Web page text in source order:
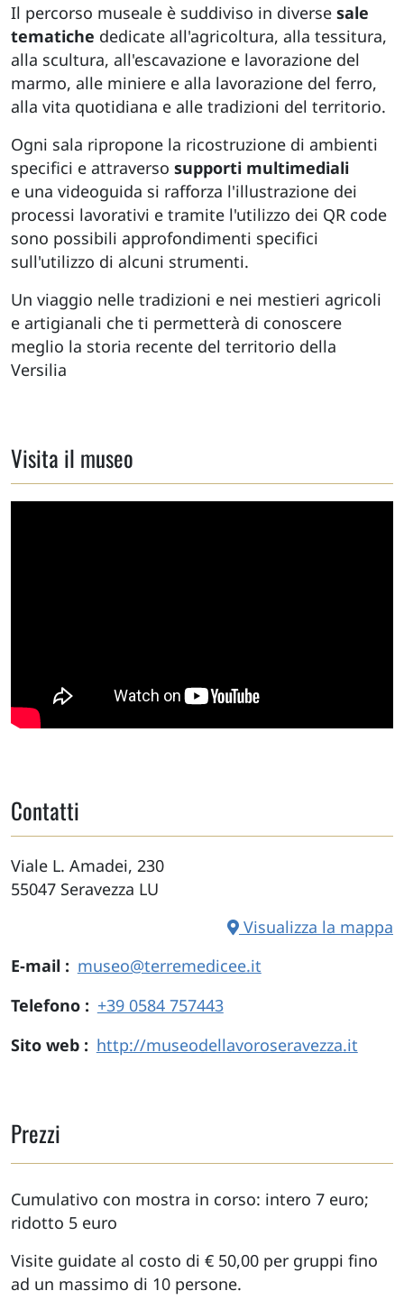
Il percorso museale è suddiviso in diverse sale
tematiche dedicate all'agricoltura, alla tessitura,
alla scultura, all'escavazione e lavorazione del
marmo, alle miniere e alla lavorazione del ferro,
alla vita quotidiana e alle tradizioni del territorio.
Ogni sala ripropone la ricostruzione di ambienti
specifici e attraverso supporti multimediali
e una videoguida si rafforza l'illustrazione dei
processi lavorativi e tramite l'utilizzo dei QR code
sono possibili approfondimenti specifici
sull'utilizzo di alcuni strumenti.
Un viaggio nelle tradizioni e nei mestieri agricoli
e artigianali che ti permetterà di conoscere
meglio la storia recente del territorio della
Versilia
Visita il museo
Contatti
Viale L. Amadei, 230
55047 Seravezza LU
Visualizza la mappa
E-mail
museo@terremedicee.it
Telefono
+39 0584 757443
Sito web
http://museodellavoroseravezza.it
Prezzi
Cumulativo con mostra in corso: intero 7 euro;
ridotto 5 euro
Visite guidate al costo di € 50,00 per gruppi fino
ad un massimo di 10 persone.